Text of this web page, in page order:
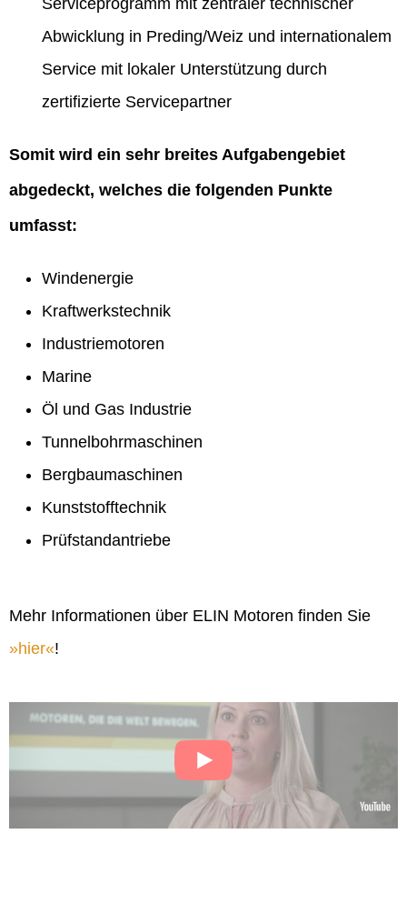
Abwicklung in Preding/Weiz und internationalem
Service mit lokaler Unterstützung durch
zertifizierte Servicepartner
Somit wird ein sehr breites Aufgabengebiet
abgedeckt, welches die folgenden Punkte
umfasst:
Windenergie
Kraftwerkstechnik
Industriemotoren
Marine
Öl und Gas Industrie
Tunnelbohrmaschinen
Bergbaumaschinen
Kunststofftechnik
Prüfstandantriebe
Mehr Informationen über ELIN Motoren finden Sie
hier !